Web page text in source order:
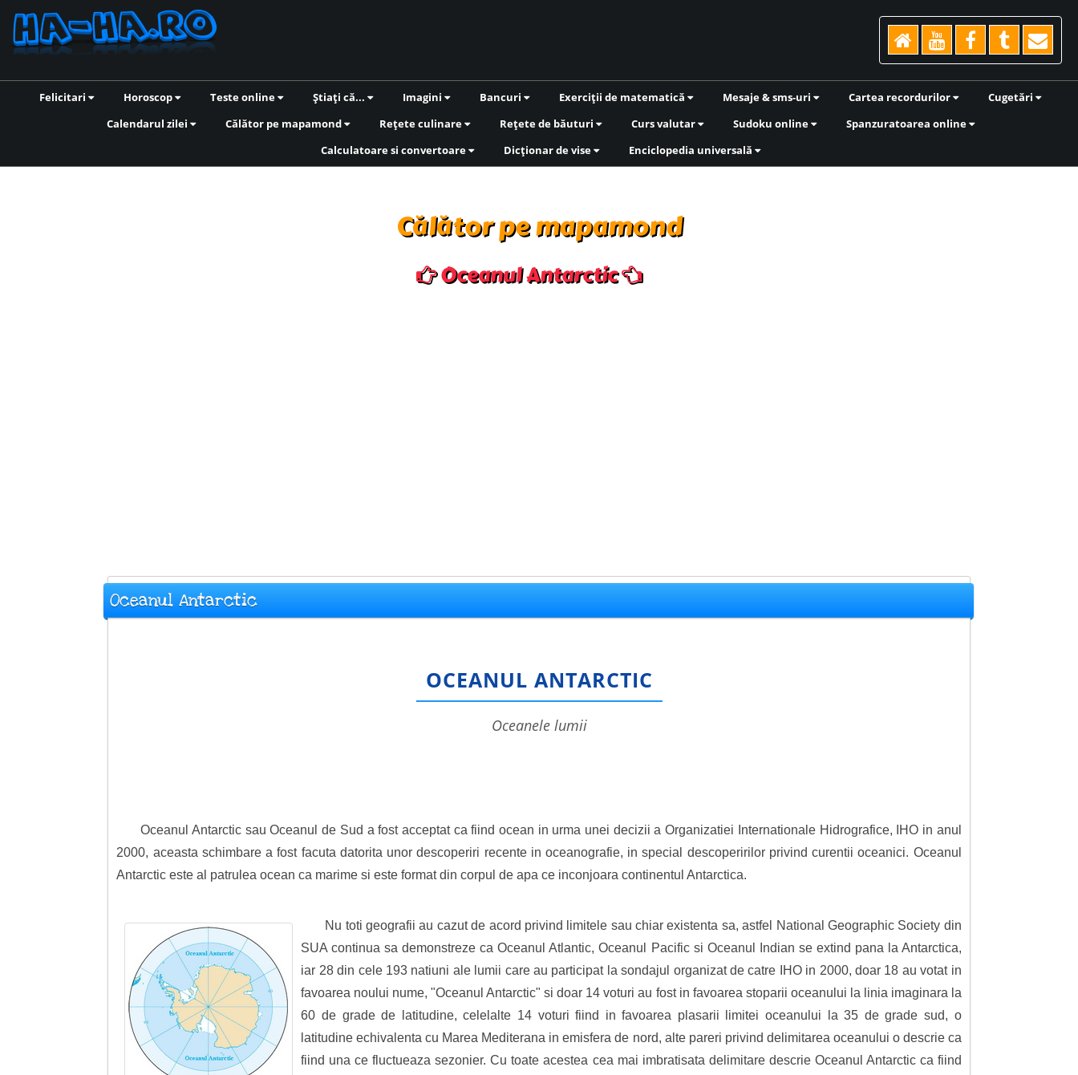
Felicitari Horoscop Teste online Știați că... Imagini Bancuri Exerciții de matematică Mesaje & sms-uri Cartea recordurilor
Cugetări
Calendarul zilei
Călător pe mapamond Rețete culinare Rețete de băuturi Curs valutar Sudoku online
Spanzuratoarea online
Calculatoare si convertoare
Dicționar de vise Enciclopedia universală
Călător pe mapamond
Oceanul Antarctic
Oceanul Antarctic
OCEANUL ANTARCTIC
oceanele lumii
Oceanul Antarctic sau Oceanul de Sud a fost acceptat ca fiind ocean in urma unei decizii a Organizatiei Internationale Hidrografice, IHO in anul
2000, aceasta schimbare a fost facuta datorita unor descoperiri recente in oceanografie, in special descoperirilor privind curentii oceanici. Oceanul
Antarctic este al patrulea ocean ca marime si este format din corpul de apa ce inconjoara continentul Antarctica.
Nu toti geografii au cazut de acord privind limitele sau chiar existenta sa, astfel National Geographic Society din
SUA continua sa demonstreze ca Oceanul Atlantic, Oceanul Pacific si Oceanul Indian se extind pana la Antarctica,
iar 28 din cele 193 natiuni ale lumii care au participat la sondajul organizat de catre IHO in 2000, doar 18 au votat in
favoarea noului nume, "Oceanul Antarctic" si doar 14 voturi au fost in favoarea stoparii oceanului la linia imaginara la
60 de grade de latitudine, celelalte 14 voturi fiind in favoarea plasarii limitei oceanului la 35 de grade sud, o
latitudine echivalenta cu Marea Mediterana in emisfera de nord, alte pareri privind delimitarea oceanului o descrie ca
fiind una ce fluctueaza sezonier. Cu toate acestea cea mai imbratisata delimitare descrie Oceanul Antarctic ca fiind